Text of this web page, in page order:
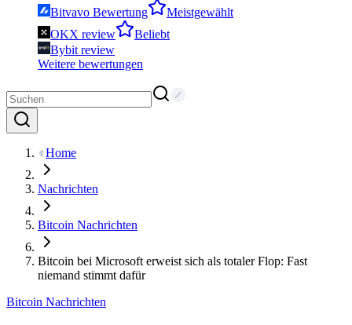
Bitvavo Bewertung
Meistgewählt
OKX review
Beliebt
Bybit review
Weitere bewertungen
Home
Nachrichten
Bitcoin Nachrichten
Bitcoin bei Microsoft erweist sich als totaler Flop: Fast
niemand stimmt dafür
Bitcoin Nachrichten